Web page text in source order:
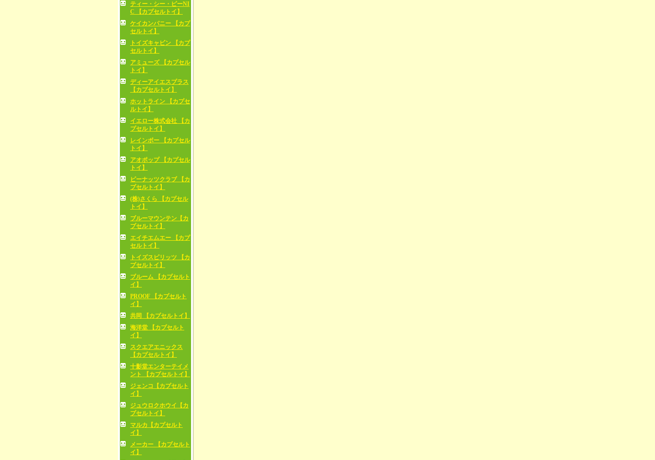
ティー・シー・ピーNI
C 【カプセルトイ】
ケイカンパニー 【カプ
セルトイ】
トイズキャビン 【カプ
セルトイ】
アミューズ 【カプセル
トイ】
ディーアイエスプラス
【カプセルトイ】
ホットライン 【カプセ
ルトイ】
イエロー株式会社 【カ
プセルトイ】
レインボー 【カプセル
トイ】
アオポップ 【カプセル
トイ】
ピーナッツクラブ 【カ
プセルトイ】
(株)さくら 【カプセル
トイ】
ブルーマウンテン【カ
プセルトイ】
エイチエムエー 【カプ
セルトイ】
トイズスピリッツ 【カ
プセルトイ】
ブルーム 【カプセルト
イ】
PROOF 【カプセルト
イ】
共同 【カプセルトイ】
海洋堂 【カプセルト
イ】
スクエアエニックス
【カプセルトイ】
十影堂エンターテイメ
ント 【カプセルトイ】
ジェンコ【カプセルト
イ】
ジュウロクホウイ【カ
プセルトイ】
マルカ【カプセルト
イ】
メーカー 【カプセルト
イ】